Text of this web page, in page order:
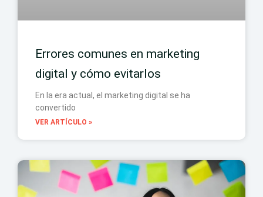
Errores comunes en marketing
digital y cómo evitarlos
En la era actual, el marketing digital se ha
convertido
VER ARTÍCULO »